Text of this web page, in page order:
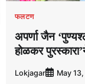
फलटण
अपर्णा जैन
होळकर
Lokjagar May